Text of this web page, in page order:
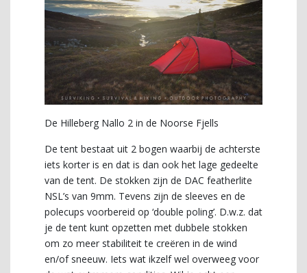
De Hilleberg Nallo 2 in de Noorse Fjells
De tent bestaat uit 2 bogen waarbij de achterste
iets korter is en dat is dan ook het lage gedeelte
van de tent. De stokken zijn de DAC featherlite
NSL’s van 9mm. Tevens zijn de sleeves en de
polecups voorbereid op ‘double poling’. D.w.z. dat
je de tent kunt opzetten met dubbele stokken
om zo meer stabiliteit te creëren in de wind
en/of sneeuw. Iets wat ikzelf wel overweeg voor